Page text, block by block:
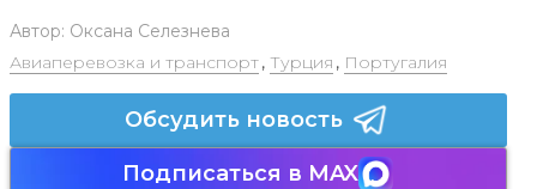
Автор: Оксана Селезнева
Авиаперевозка и транспорт, Турция , Португалия
Обсудить новость
Подписаться в MAX